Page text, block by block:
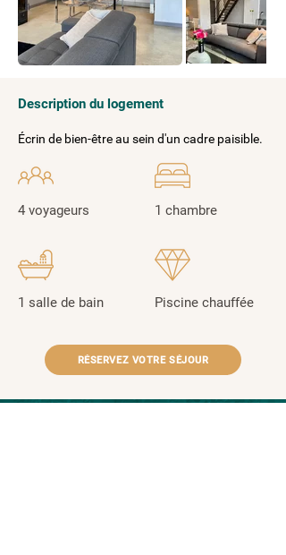
Description du logement
Écrin de bien-être au sein d'un cadre paisible.
4 voyageurs
1 salle de bain
1 chambre
Piscine chauffée
RÉSERVEZ VOTRE SÉJOUR